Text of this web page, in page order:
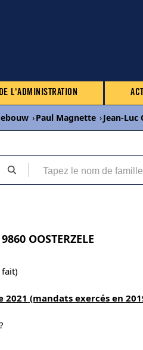
L'ADMINISTRATION
›Paul Magnette ›Jean-Luc
OOSTERZELE
(mandats exercés en
?